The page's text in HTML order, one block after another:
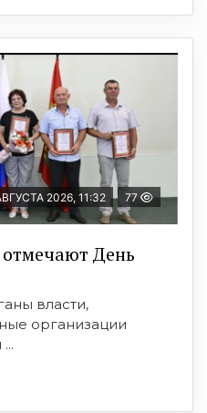
2026, 11:32 77
День
власти,
организации